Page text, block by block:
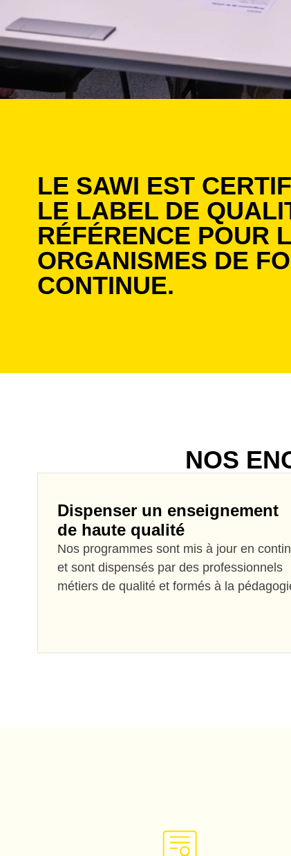
LE SAWI EST
LE LABEL DE
RÉFÉRENCE POUR
ORGANISMES DE
CONTINUE.
NOS
Dispenser un enseignement
de haute qualité
Nos programmes sont mis à jour en
et sont dispensés par des professionnels
métiers de qualité et formés à la